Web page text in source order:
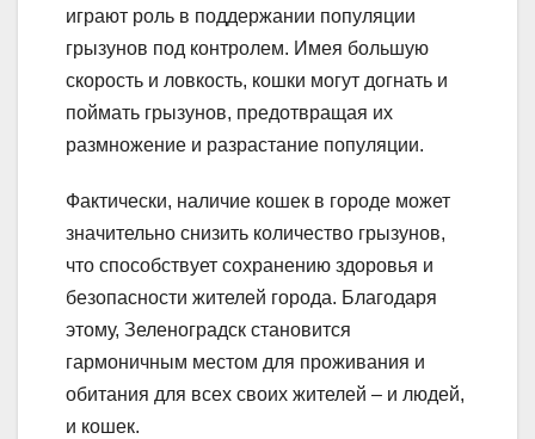
играют роль в поддержании популяции
грызунов под контролем. Имея большую
скорость и ловкость, кошки могут догнать и
поймать грызунов, предотвращая их
размножение и разрастание популяции.
Фактически, наличие кошек в городе может
значительно снизить количество грызунов,
что способствует сохранению здоровья и
безопасности жителей города. Благодаря
этому, Зеленоградск становится
гармоничным местом для проживания и
обитания для всех своих жителей – и людей,
и кошек.